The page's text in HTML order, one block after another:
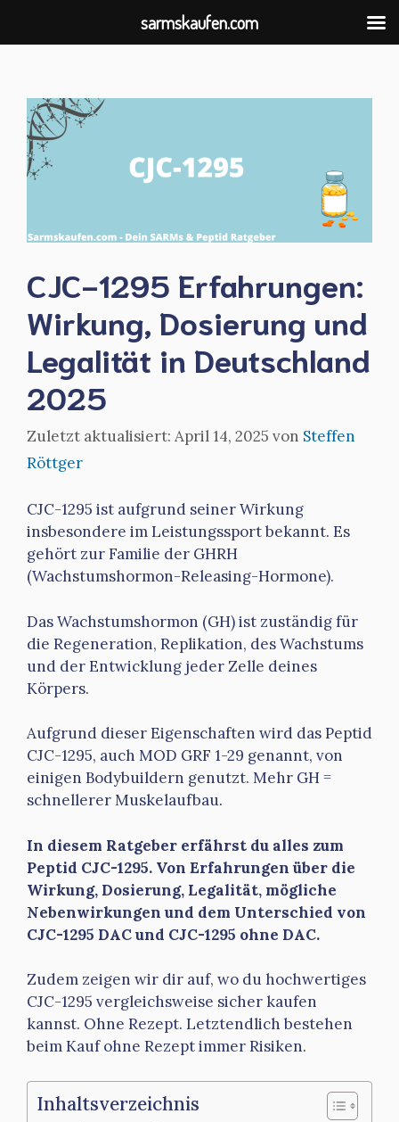
springen
CJC-1295 Erfahrungen:
Wirkung, Dosierung und
Legalität in Deutschland
2025
April 14, 2025 von Steffen
Röttger
CJC-1295 ist aufgrund seiner Wirkung
insbesondere im Leistungssport bekannt. Es
gehört zur Familie der GHRH
(Wachstumshormon-Releasing-Hormone).
Das Wachstumshormon (GH) ist zuständig für
die Regeneration, Replikation, des Wachstums
und der Entwicklung jeder Zelle deines
Körpers.
Aufgrund dieser Eigenschaften wird das Peptid
CJC-1295, auch MOD GRF 1-29 genannt, von
einigen Bodybuildern genutzt. Mehr GH =
schnellerer Muskelaufbau.
In diesem Ratgeber erfährst du alles zum
Peptid CJC-1295. Von Erfahrungen über die
Wirkung, Dosierung, Legalität, mögliche
Nebenwirkungen und dem Unterschied von
CJC-1295 DAC und CJC-1295 ohne DAC.
Zudem zeigen wir dir auf, wo du hochwertiges
CJC-1295 vergleichsweise sicher kaufen
kannst. Ohne Rezept. Letztendlich bestehen
beim Kauf ohne Rezept immer Risiken.
Inhaltsverzeichnis
sarmskaufen.com